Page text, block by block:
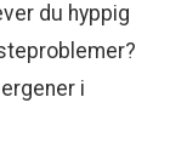
du hyppig
i